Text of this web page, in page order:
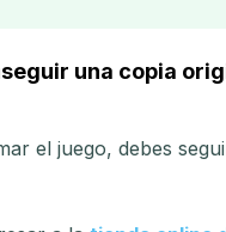
una copia
el juego, debes